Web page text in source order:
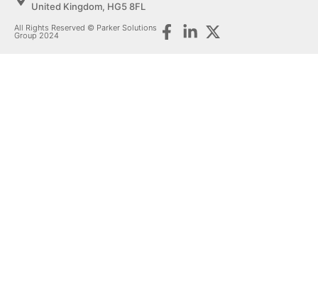
United Kingdom, HG5 8FL
All Rights Reserved © Parker Solutions
Group 2024